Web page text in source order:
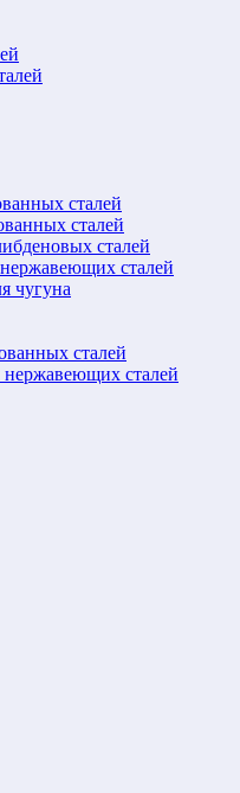
сталей
сталей
сталей
сталей
чугуна
сталей
нержавеющих сталей